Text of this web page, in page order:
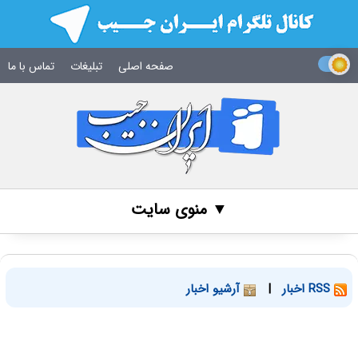
صفحه اصلی تبلیغات تماس با ما
▼ منوی سایت
| آرشیو اخبار